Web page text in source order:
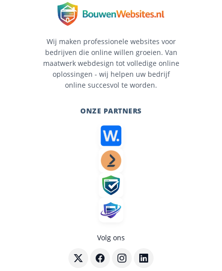
Wij maken professionele websites voor
bedrijven die online willen groeien. Van
maatwerk webdesign tot volledige online
oplossingen - wij helpen uw bedrijf
online succesvol te worden.
ONZE PARTNERS
Volg ons
Volg BouwenWebsites.nl op X
Volg BouwenWebsites.nl op
Volg BouwenWebsites.nl op
Volg